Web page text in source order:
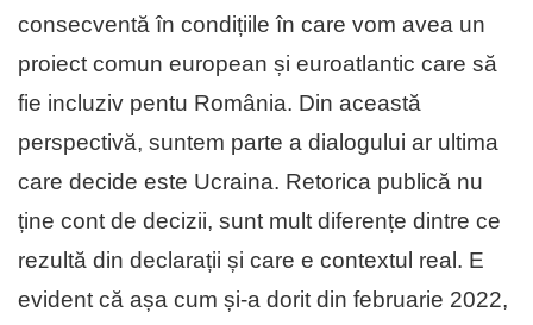
consecventă în condițiile în care vom avea un
proiect comun european și euroatlantic care să
fie incluziv pentu România. Din această
perspectivă, suntem parte a dialogului ar ultima
care decide este Ucraina. Retorica publică nu
ține cont de decizii, sunt mult diferențe dintre ce
rezultă din declarații și care e contextul real. E
evident că așa cum și-a dorit din februarie 2022,